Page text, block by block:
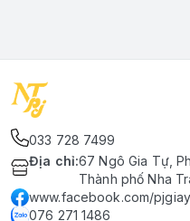
033 728 7499
Địa chỉ:67 Ngô Gia Tự,
Thành phố Nha
www.facebook.com/pjgiay
076 271 1486